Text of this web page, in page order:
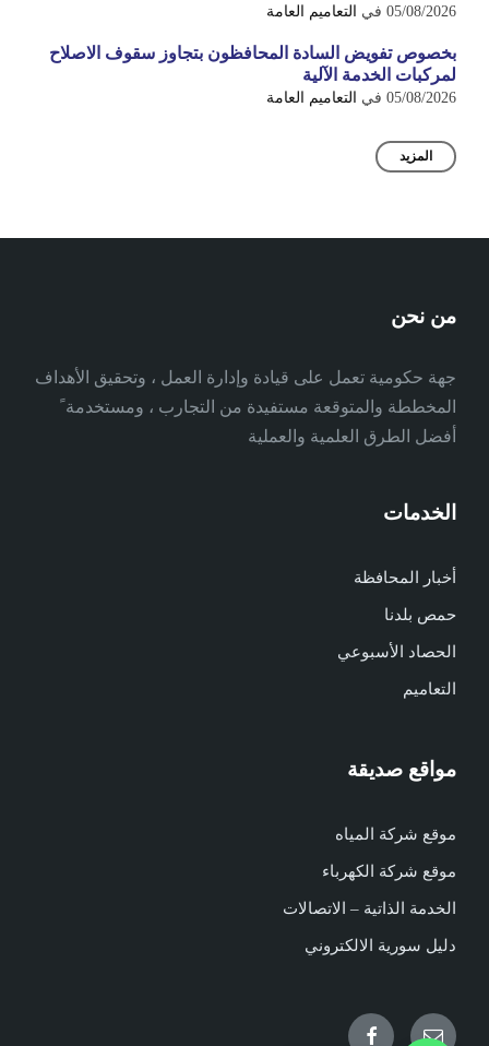
05/08/2026 في التعاميم العامة
بخصوص تفويض السادة المحافظون بتجاوز سقوف الاصلاح
لمركبات الخدمة الآلية
05/08/2026 في التعاميم العامة
المزيد
من نحن
جهة حكومية تعمل على قيادة وإدارة العمل ، وتحقيق الأهداف
المخططة والمتوقعة مستفيدة من التجارب ، ومستخدمة ً
أفضل الطرق العلمية والعملية
الخدمات
أخبار المحافظة
حمص بلدنا
الحصاد الأسبوعي
التعاميم
مواقع صديقة
موقع شركة المياه
موقع شركة الكهرباء
الخدمة الذاتية – الاتصالات
دليل سورية الالكتروني
Email
Facebook